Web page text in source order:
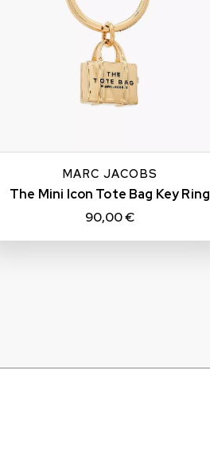
MARC JACOBS
The Mini Icon Tote Bag Key Ring
90,00 €